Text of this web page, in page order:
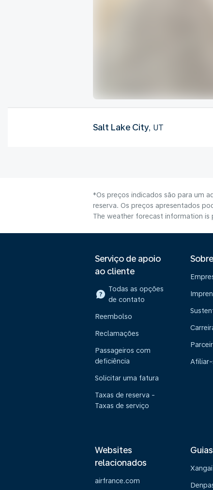
Salt Lake City, UT
*Os preços indicados são para um
reserva. Os preços apresentados
The weather forecast information
Serviço de apoio
ao cliente
Todas as opções
de contato
Reembolso
Reclamações
Passageiros com
deficiência
Solicitar uma fatura
Taxas de reserva -
Taxas de serviço
Afiliar-
Websites
relacionados
airfrance.com
Xangai